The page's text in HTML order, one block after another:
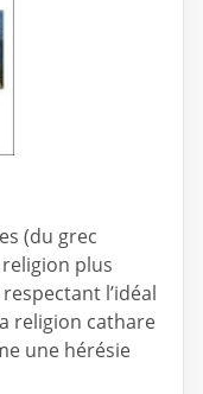
(du grec
plus
l’idéal
religion cathare
une hérésie